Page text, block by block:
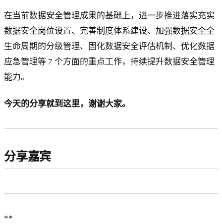
在当前数据安全管理成果的基础上，进一步推进落实充实
数据安全岗位设置、完善制度体系建设、加强数据安全全
生命周期的分级管理、固化数据安全评估机制、优化数据
应急管理等 7 个方面的重点工作，持续提升数据安全管理
能力。
今天的分享就到这里，谢谢大家。
分享嘉宾
​**